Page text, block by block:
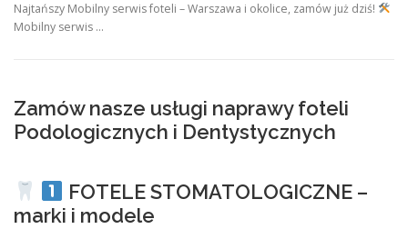
Najtańszy Mobilny serwis foteli – Warszawa i okolice, zamów już dziś!
Mobilny serwis …
Zamów nasze usługi naprawy foteli
Podologicznych i Dentystycznych
FOTELE STOMATOLOGICZNE –
marki i modele